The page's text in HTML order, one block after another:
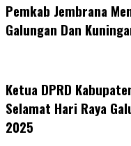
Pemkab Jembrana
Galungan Dan
Ketua DPRD
Selamat Hari Raya
2025